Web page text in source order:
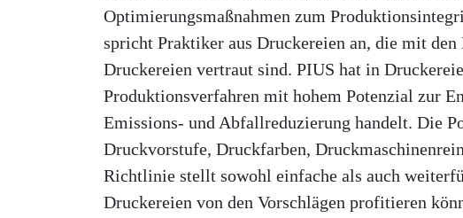
Optimierungsmaßnahmen zum
spricht Praktiker aus Druckereien an, die mit
Druckereien vertraut sind. PIUS hat in
Produktionsverfahren mit hohem Potenzial zur
Emissions- und Abfallreduzierung handelt. Die
Druckvorstufe, Druckfarben,
Richtlinie stellt sowohl einfache als auch
Druckereien von den Vorschlägen profitieren